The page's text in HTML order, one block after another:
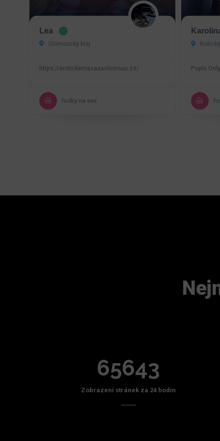
Lea
Olomoucký kraj
https://erotickemasazeolomouc.cz/
holky na sex
Popis
65643
Zobrazení stránek za 24 hodin